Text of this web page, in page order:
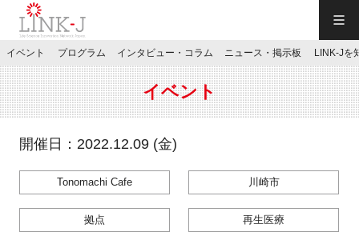
JP／EN
特別会員専用メニュー
イベント プログラム インタビュー・コラム ニュース・掲示板 LINK-Jを
イベント
開催日：2022.12.09 (金)
Tonomachi Cafe 川崎市
拠点 再生医療